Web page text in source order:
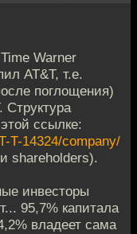
Warner
AT&T, т.е.
поглощения)
Структура
ссылке:
T-14324/company/
shareholders).
инвесторы
95,7% капитала
владеет сама